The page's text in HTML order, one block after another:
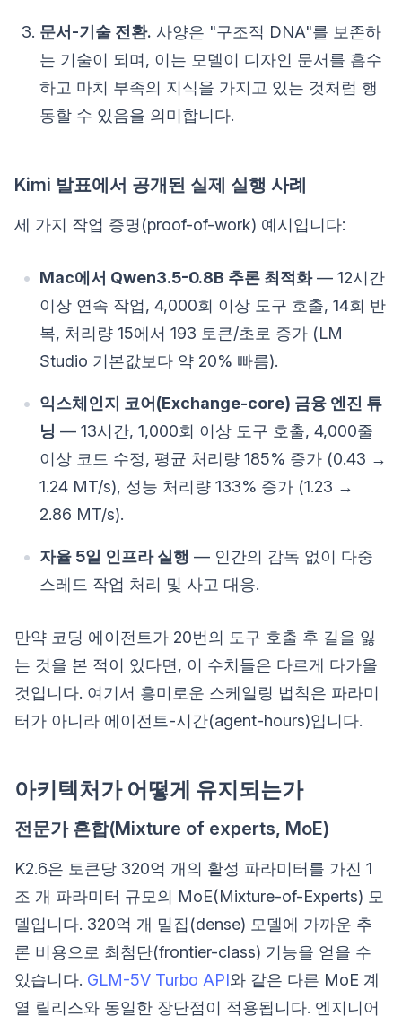
문서-기술 전환. 사양은 "구조적 DNA"를 보존하
는 기술이 되며, 이는 모델이 디자인 문서를 흡수
하고 마치 부족의 지식을 가지고 있는 것처럼 행
동할 수 있음을 의미합니다.
Kimi 발표에서 공개된 실제 실행 사례
세 가지 작업 증명(proof-of-work) 예시입니다:
Mac에서 Qwen3.5-0.8B 추론 최적화— 12시간
이상 연속 작업, 4,000회 이상 도구 호출, 14회 반
복, 처리량 15에서 193 토큰/초로 증가 (LM
Studio 기본값보다 약 20% 빠름).
익스체인지 코어(Exchange-core) 금융 엔진 튜
닝 — 13시간, 1,000회 이상 도구 호출, 4,000줄
이상 코드 수정, 평균 처리량 185% 증가 (0.43 →
1.24 MT/s), 성능 처리량 133% 증가 (1.23 →
2.86 MT/s).
자율 5일 인프라 실행 — 인간의 감독 없이 다중
스레드 작업 처리 및 사고 대응.
만약 코딩 에이전트가 20번의 도구 호출 후 길을 잃
는 것을 본 적이 있다면, 이 수치들은 다르게 다가올
것입니다. 여기서 흥미로운 스케일링 법칙은 파라미
터가 아니라 에이전트-시간(agent-hours)입니다.
아키텍처가 어떻게 유지되는가
전문가 혼합(Mixture of experts, MoE)
K2.6은 토큰당 320억 개의 활성 파라미터를 가진 1
조 개 파라미터 규모의 MoE(Mixture-of-Experts) 모
델입니다. 320억 개 밀집(dense) 모델에 가까운 추
론 비용으로 최첨단(frontier-class) 기능을 얻을 수
있습니다. GLM-5V Turbo API와 같은 다른 MoE 계
열 릴리스와 동일한 장단점이 적용됩니다. 엔지니어